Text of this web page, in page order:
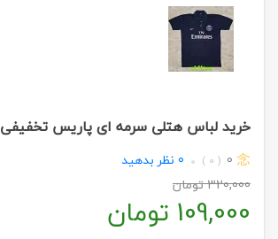
خرید لباس هتلی سرمه ای پاریس تخفیفی
0
( 0 )
0 نظر بدهید
320,000تومان
109,000 تومان